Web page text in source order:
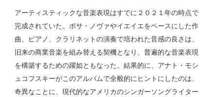
アーティスティックな音楽表現はすでに２０２１年の時点で
完成されていた。ボサ・ノヴァやイエイエをベースにした作
曲、ピアノ、クラリネットの演奏で培われた音感の良さは、
旧来の商業音楽を組み替える契機となり、普遍的な音楽表現
を構築するための躍如ともなった。結果的に、アナト・モシ
ュコフスキーがこのアルバムで全般的にヒントにしたのは、
奇異なことに、現代的なアメリカのシンガーソングライター